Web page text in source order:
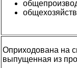
Оприходована на
выпущенная из